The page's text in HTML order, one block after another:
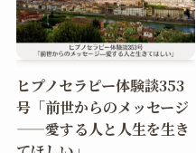
ヒプノセラピー体験談353
号「前世からのメッセージ
——愛する人と人生を生き